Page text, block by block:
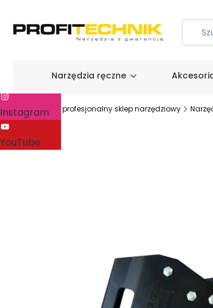
Narzędzia ręczne
Profitechnik - profesjonalny sklep narzędziowy
Instagram
YouTube